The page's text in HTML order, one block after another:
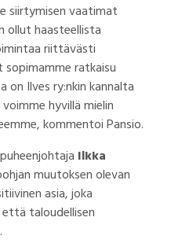
siirtymisen vaatimat
ollut haasteellista
riittävästi
sopimamme ratkaisu
on Ilves ry:nkin kannalta
hyvillä mielin
kommentoi Pansio.
Ilkka
muutoksen olevan
asia, joka
että taloudellisen